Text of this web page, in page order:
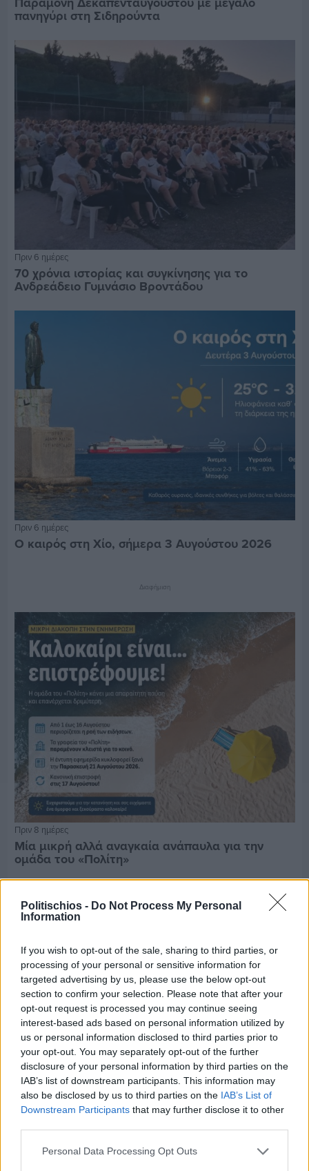
Politischios - Do Not Process My Personal
Information
If you wish to opt-out of the sale, sharing to third parties, or
processing of your personal or sensitive information for
targeted advertising by us, please use the below opt-out
section to confirm your selection. Please note that after your
opt-out request is processed you may continue seeing
interest-based ads based on personal information utilized by
us or personal information disclosed to third parties prior to
your opt-out. You may separately opt-out of the further
disclosure of your personal information by third parties on the
IAB’s list of downstream participants. This information may
also be disclosed by us to third parties on the IAB’s List of
Downstream Participants that may further disclose it to other
Personal Data Processing Opt Outs
πανηγύρι στη Σιδηρούντα
Πριν 6 ημέρες
70 χρόνια ιστορίας και συγκίνησης για το
Ανδρεάδειο Γυμνάσιο Βροντάδου
Πριν 6 ημέρες
Ο καιρός στη Χίο, σήμερα 3 Αυγούστου 2026
Διαφήμιση
Πριν 8 ημέρες
Μία μικρή αλλά αναγκαία ανάπαυλα για την
ομάδα του «Πολίτη»
Πριν 8 ημέρες
Τρίτος στη σφαιροβολία στη διεθνή συνάντηση
Ελλάδας–Κύπρου Κ18 ο Δημήτρης Τέλλιος